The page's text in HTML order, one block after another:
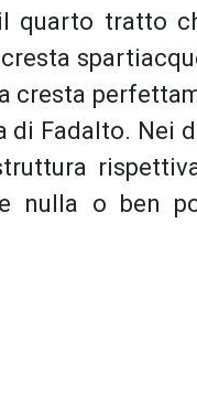
quarto tratto
cresta
Fadalto. Nei
nulla o ben